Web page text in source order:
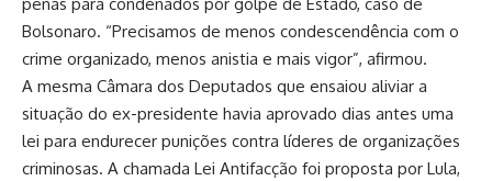
Bolsonaro. “Precisamos de menos condescendência com o
crime organizado, menos anistia e mais vigor”, afirmou.
A mesma Câmara dos Deputados que ensaiou aliviar a
situação do ex-presidente havia aprovado dias antes uma
lei para endurecer punições contra líderes de organizações
criminosas. A chamada Lei Antifacção foi proposta por Lula,